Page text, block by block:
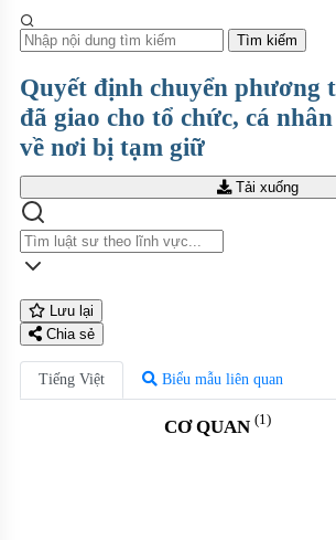
Tìm kiếm
Quyết định chuyển phương
đã giao cho tổ chức, cá
về nơi bị tạm giữ
Tải xuống
Lưu lại
Chia sẻ
Tiếng Việt Biểu mẫu liên quan
CƠ QUAN (1)